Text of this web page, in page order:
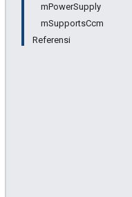
mPowerSupply
mSupportsCcm
Referensi